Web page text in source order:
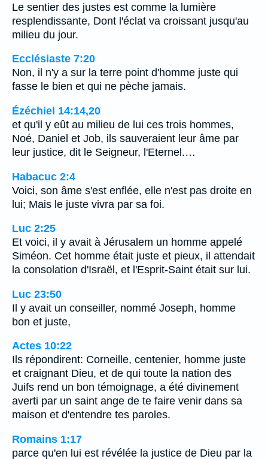
Le sentier des justes est comme la lumière
resplendissante, Dont l'éclat va croissant jusqu'au
milieu du jour.
Ecclésiaste 7:20
Non, il n'y a sur la terre point d'homme juste qui
fasse le bien et qui ne pèche jamais.
Ézéchiel 14:14,20
et qu'il y eût au milieu de lui ces trois hommes,
Noé, Daniel et Job, ils sauveraient leur âme par
leur justice, dit le Seigneur, l'Eternel.…
Habacuc 2:4
Voici, son âme s'est enflée, elle n'est pas droite en
lui; Mais le juste vivra par sa foi.
Luc 2:25
Et voici, il y avait à Jérusalem un homme appelé
Siméon. Cet homme était juste et pieux, il attendait
la consolation d'Israël, et l'Esprit-Saint était sur lui.
Luc 23:50
Il y avait un conseiller, nommé Joseph, homme
bon et juste,
Actes 10:22
Ils répondirent: Corneille, centenier, homme juste
et craignant Dieu, et de qui toute la nation des
Juifs rend un bon témoignage, a été divinement
averti par un saint ange de te faire venir dans sa
maison et d'entendre tes paroles.
Romains 1:17
parce qu'en lui est révélée la justice de Dieu par la